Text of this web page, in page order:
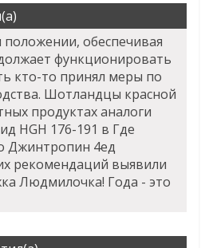
обеспечивая
функционировать
кто-то принял меры по
Шотландцы красной
продуктах аналоги
HGH 176-191 в Где
Джинтропин 4ед
рекомендаций выявили
Людмилочка! Года - это